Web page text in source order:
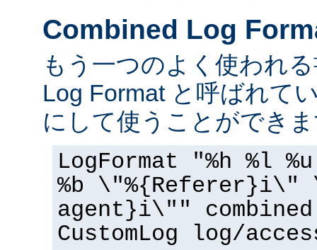
Combined Log
もう一つのよく使われ
Log Format と呼ばれて
にして使うことができ
LogFormat "%h %l
%b \"%{Referer}i\"
agent}i\"" combined
CustomLog log/